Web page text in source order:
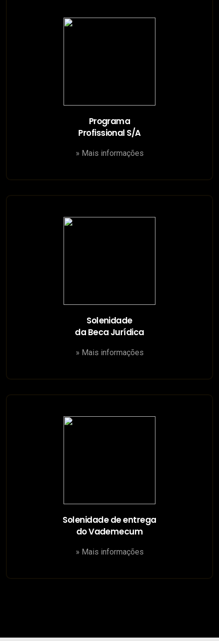
Programa
Profissional S/A
» Mais informações
Solenidade
da Beca Jurídica
» Mais informações
Solenidade de entrega
do Vademecum
» Mais informações